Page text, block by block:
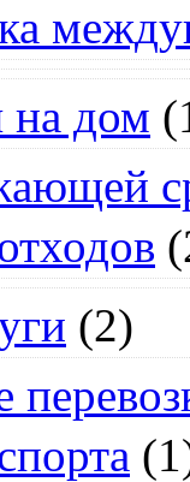
на дом
(2)